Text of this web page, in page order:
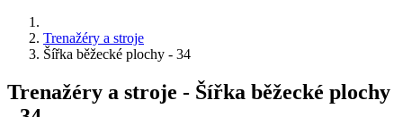
Trenažéry a stroje
Šířka běžecké plochy - 34
Trenažéry a stroje - Šířka běžecké plochy